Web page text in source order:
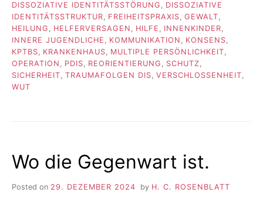
DISSOZIATIVE IDENTITÄTSSTÖRUNG , DISSOZIATIVE
IDENTITÄTSSTRUKTUR, FREIHEITSPRAXIS, GEWALT,
HEILUNG , HELFERVERSAGEN , HILFE , INNENKINDER,
INNERE JUGENDLICHE , KOMMUNIKATION , KONSENS,
KPTBS, KRANKENHAUS, MULTIPLE PERSÖNLICHKEIT,
OPERATION , PDIS, REORIENTIERUNG , SCHUTZ,
SICHERHEIT, TRAUMAFOLGEN DIS, VERSCHLOSSENHEIT,
WUT
Wo die Gegenwart ist.
Posted on 29. DEZEMBER 2024 by H. C. ROSENBLATT